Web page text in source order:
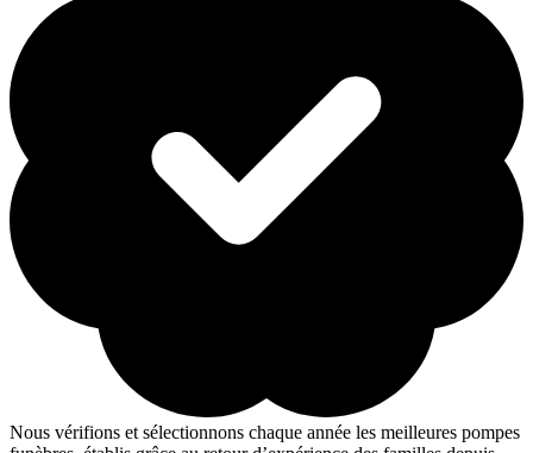
Nous vérifions et sélectionnons chaque année les meilleures pompes